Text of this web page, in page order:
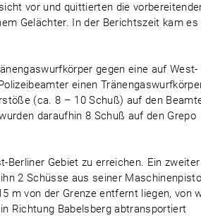
vor und quittierten die
Gelächter. In der Berichtszeit kam es
gegen eine auf West-
einen
(ca. 8 – 10 Schuß) auf den
daraufhin 8 Schuß auf den Grepo
Berliner Gebiet zu erreichen. Ein zweiter
2 Schüsse aus seiner
m von der Grenze entfernt liegen, von
Richtung Babelsberg abtransportiert